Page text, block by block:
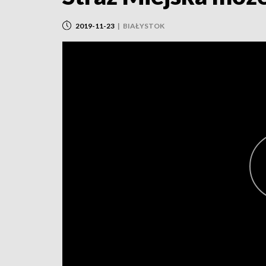
2019-11-23 | BIAŁYSTOK